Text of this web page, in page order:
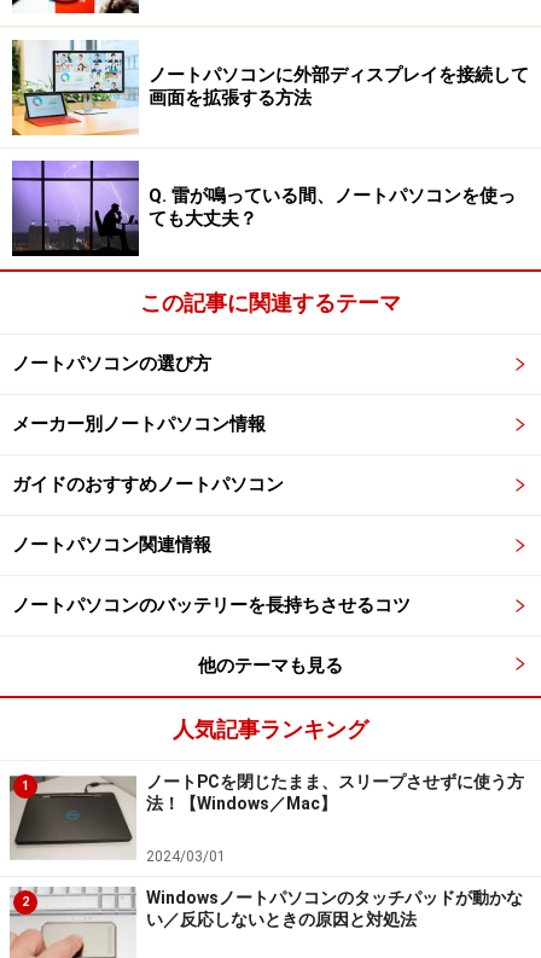
ノートパソコンに外部ディスプレイを接続して
画面を拡張する方法
Q. 雷が鳴っている間、ノートパソコンを使っ
ても大丈夫？
この記事に関連するテーマ
ノートパソコンの選び方
メーカー別ノートパソコン情報
ガイドのおすすめノートパソコン
ノートパソコン関連情報
ノートパソコンのバッテリーを長持ちさせるコツ
他のテーマも見る
人気記事ランキング
1
ノートPCを閉じたまま、スリープさせずに使う方
法！【Windows／Mac】
2024/03/01
2
Windowsノートパソコンのタッチパッドが動かな
い／反応しないときの原因と対処法